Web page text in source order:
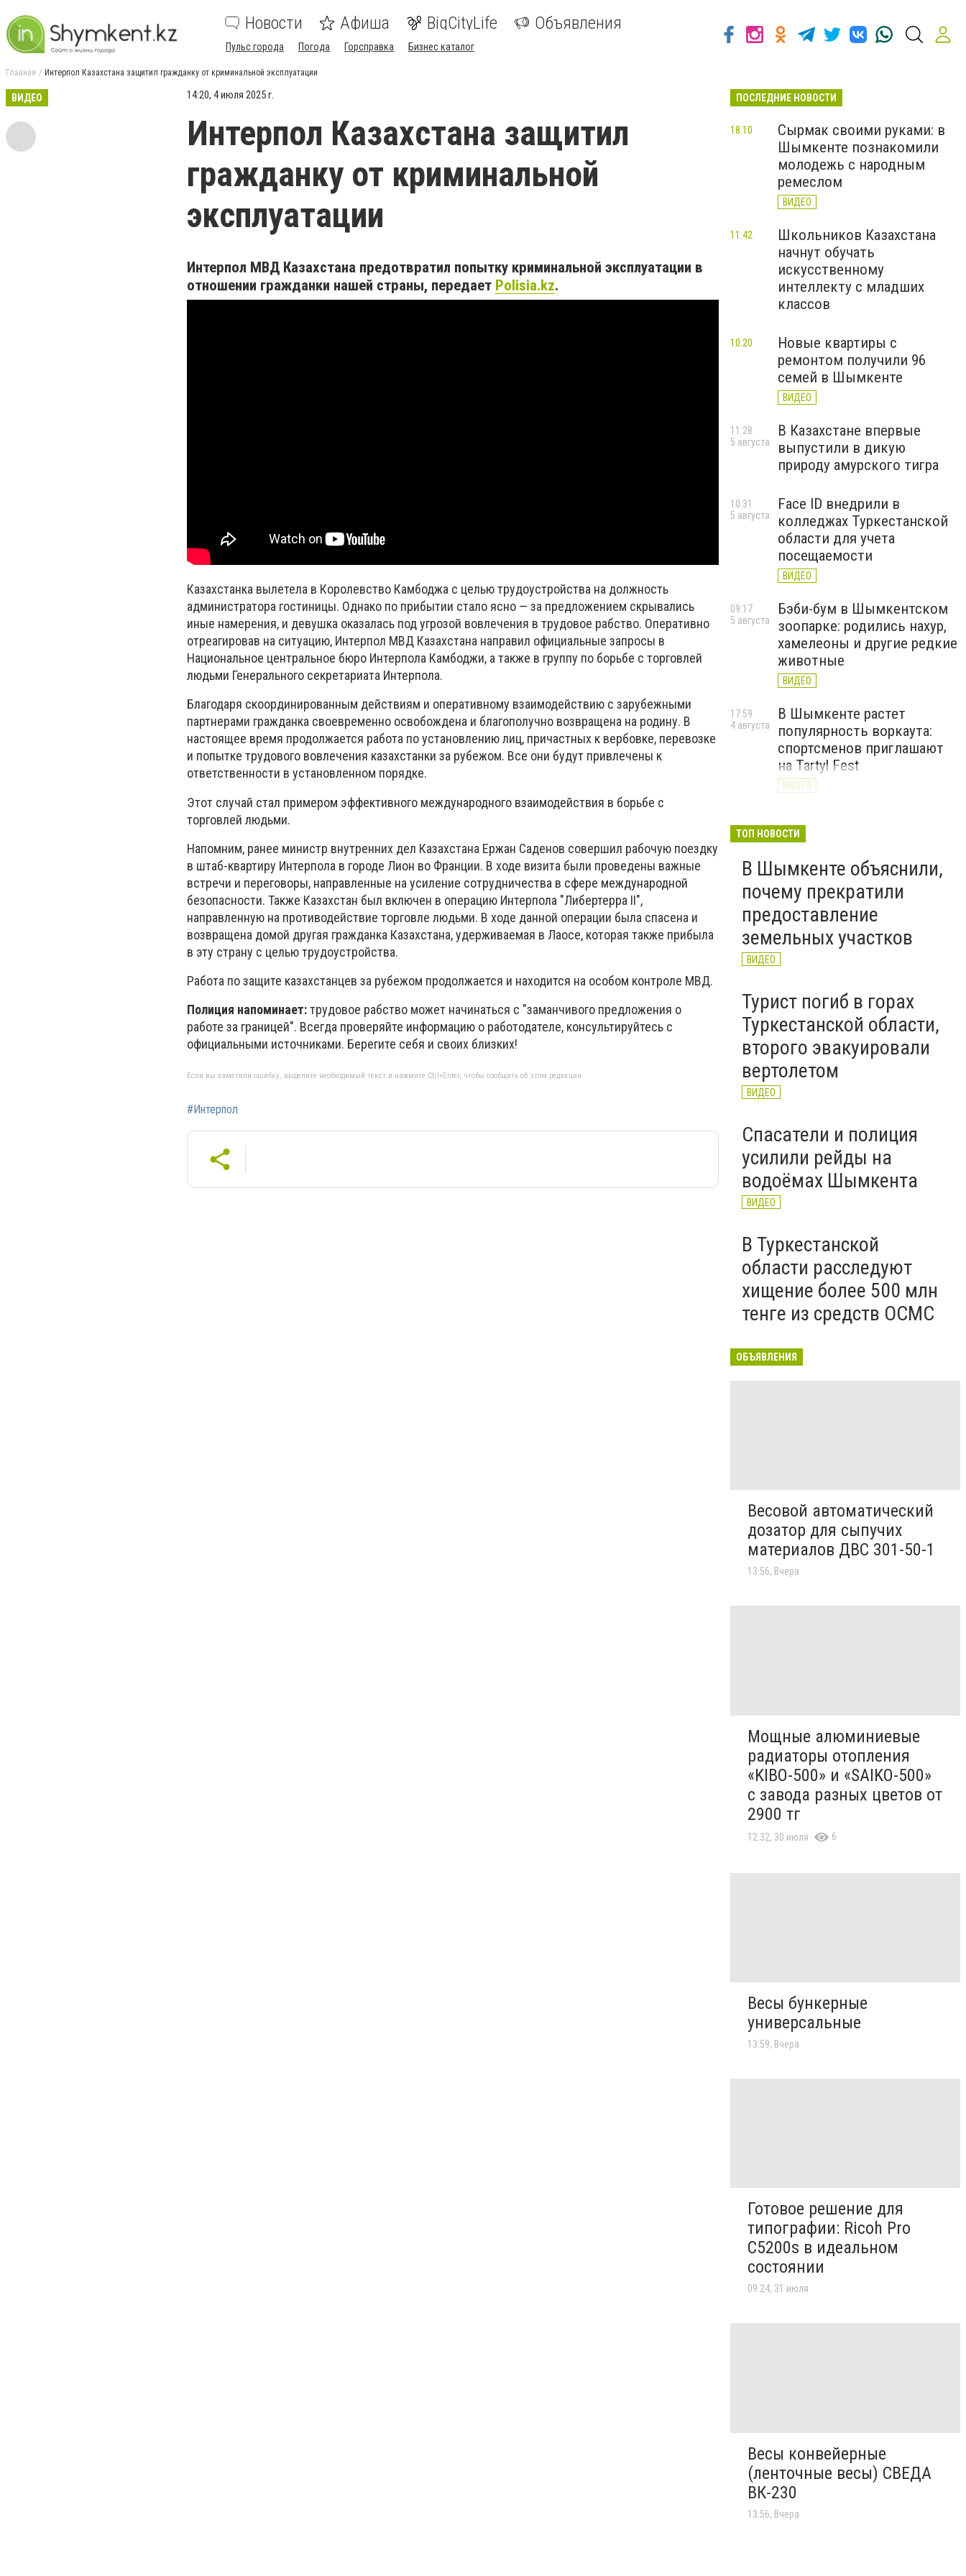
Новости Афиша BigCityLife Объявления
Пульс города Погода Горсправка Бизнес каталог
Главная Интерпол Казахстана защитил гражданку от криминальной эксплуатации
ВИДЕО 14:20, 4 июля 2025 г.
Интерпол Казахстана защитил
гражданку от криминальной
эксплуатации
Интерпол МВД Казахстана предотвратил попытку криминальной эксплуатации в
отношении гражданки нашей страны, передает Polisia.kz.
Казахстанка вылетела в Королевство Камбоджа с целью трудоустройства на должность
администратора гостиницы. Однако по прибытии стало ясно — за предложением скрывались
иные намерения, и девушка оказалась под угрозой вовлечения в трудовое рабство. Оперативно
отреагировав на ситуацию, Интерпол МВД Казахстана направил официальные запросы в
Национальное центральное бюро Интерпола Камбоджи, а также в группу по борьбе с торговлей
людьми Генерального секретариата Интерпола.
Благодаря скоординированным действиям и оперативному взаимодействию с зарубежными
партнерами гражданка своевременно освобождена и благополучно возвращена на родину. В
настоящее время продолжается работа по установлению лиц, причастных к вербовке, перевозке
и попытке трудового вовлечения казахстанки за рубежом. Все они будут привлечены к
ответственности в установленном порядке.
Этот случай стал примером эффективного международного взаимодействия в борьбе с
торговлей людьми.
Напомним, ранее министр внутренних дел Казахстана Ержан Саденов совершил рабочую поездку
в штаб-квартиру Интерпола в городе Лион во Франции. В ходе визита были проведены важные
встречи и переговоры, направленные на усиление сотрудничества в сфере международной
безопасности. Также Казахстан был включен в операцию Интерпола "Либертерра II",
направленную на противодействие торговле людьми. В ходе данной операции была спасена и
возвращена домой другая гражданка Казахстана, удерживаемая в Лаосе, которая также прибыла
в эту страну с целью трудоустройства.
Работа по защите казахстанцев за рубежом продолжается и находится на особом контроле МВД.
Полиция напоминает:трудовое рабство может начинаться с "заманчивого предложения о
работе за границей". Всегда проверяйте информацию о работодателе, консультируйтесь с
официальными источниками. Берегите себя и своих близких!
Если вы заметили ошибку, выделите необходимый текст и нажмите Ctrl+Enter, чтобы сообщить об этом редакции
#Интерпол
ПОСЛЕДНИЕ НОВОСТИ
Сырмак своими руками: в
Шымкенте познакомили
молодежь с народным
ремеслом
ВИДЕО
18:10
Школьников Казахстана
начнут обучать
искусственному
интеллекту с младших
классов
11:42
Новые квартиры с
ремонтом получили 96
семей в Шымкенте
ВИДЕО
10:20
В Казахстане впервые
выпустили в дикую
природу амурского тигра
11:28
5 августа
Face ID внедрили в
колледжах Туркестанской
области для учета
посещаемости
ВИДЕО
10:31
5 августа
Бэби-бум в Шымкентском
зоопарке: родились нахур,
хамелеоны и другие редкие
животные
ВИДЕО
09:17
5 августа
В Шымкенте растет
популярность воркаута:
спортсменов приглашают
на Tartyl Fest
ВИДЕО
17:59
4 августа
начала подготовку к
2026–2027
ВИДЕО
4 августа
ТОП НОВОСТИ
В Шымкенте объяснили,
почему прекратили
предоставление
земельных участков
ВИДЕО
Турист погиб в горах
Туркестанской области,
второго эвакуировали
вертолетом
ВИДЕО
Спасатели и полиция
усилили рейды на
водоёмах Шымкента
ВИДЕО
В Туркестанской
области расследуют
хищение более 500 млн
тенге из средств ОСМС
ОБЪЯВЛЕНИЯ
Весовой автоматический
дозатор для сыпучих
материалов ДВС 301-50-1
13:56, Вчера
Мощные алюминиевые
радиаторы отопления
«KIBO-500» и «SAIKO-500»
с завода разных цветов от
2900 тг
12:32, 30 июля 6
Весы бункерные
универсальные
13:59, Вчера
Готовое решение для
типографии: Ricoh Pro
C5200s в идеальном
состоянии
09:24, 31 июля
Весы конвейерные
(ленточные весы) СВЕДА
ВК-230
13:56, Вчера